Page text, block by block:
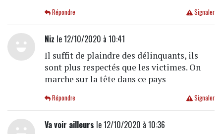
Signaler
Répondre
Niz le 12/10/2020 à 10:41
Il suffit de plaindre des délinquants, ils
sont plus respectés que les victimes. On
marche sur la tête dans ce pays
Signaler
Répondre
Va voir ailleurs le 12/10/2020 à 10:36